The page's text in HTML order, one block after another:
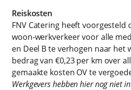
Reiskosten
FNV Catering heeft voorgesteld
woon-werkverkeer voor alle
en Deel B te verhogen naar het
bedrag van €0,23 per km over
gemaakte kosten OV te
Werkgevers hebben hier nog niet